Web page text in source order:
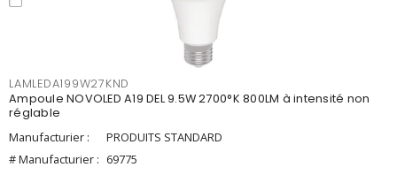
LAMLEDA199W27KND
Ampoule NOVOLED A19 DEL 9.5W 2700°K 800LM à intensité non
réglable
Manufacturier :
PRODUITS STANDARD
# Manufacturier : 69775